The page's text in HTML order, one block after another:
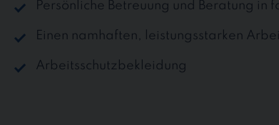
Persönliche Betreuung und Beratung
Einen namhaften, leistungsstarken
Arbeitsschutzbekleidung